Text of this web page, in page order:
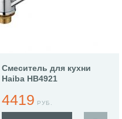
Смеситель для кухни
Haiba HB4921
4419 РУБ.